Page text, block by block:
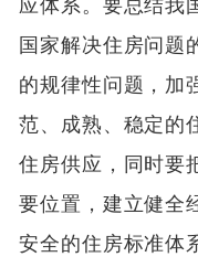
国家解决住房问题
的规律性问题，加
范、成熟、稳定的
住房供应，同时要
要位置，建立健全
安全的住房标准体